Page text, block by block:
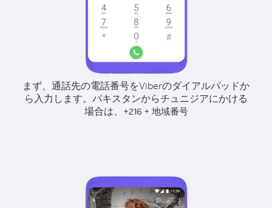
まず、通話先の電話番号をViberのダイアルパッドか
ら入力します。 パキスタンからチュニジアにかける
場合は、
+216 + 地域番号